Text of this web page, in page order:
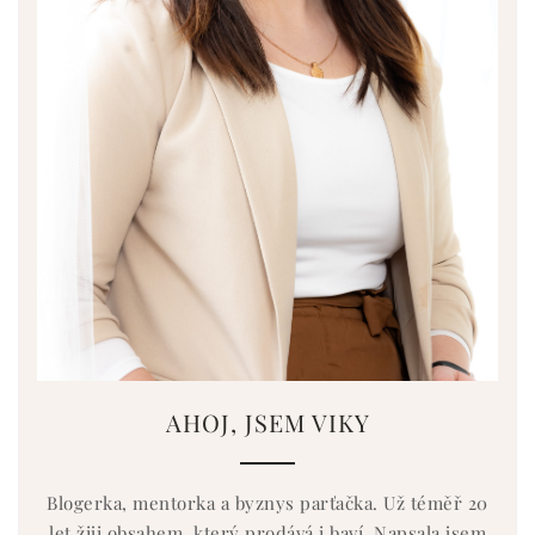
AHOJ, JSEM VIKY
Blogerka, mentorka a byznys parťačka. Už téměř 20